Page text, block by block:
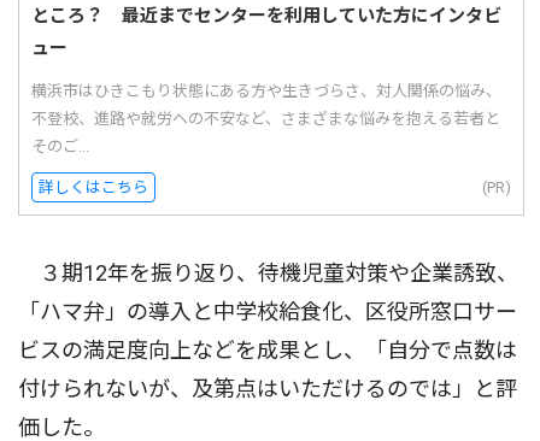
ところ？ 最近までセンターを利用していた方にインタビ
ュー
横浜市はひきこもり状態にある方や生きづらさ、対人関係の悩み、
不登校、進路や就労への不安など、さまざまな悩みを抱える若者と
そのご...
詳しくはこちら (PR)
３期12年を振り返り、待機児童対策や企業誘致、
「ハマ弁」の導入と中学校給食化、区役所窓口サー
ビスの満足度向上などを成果とし、「自分で点数は
付けられないが、及第点はいただけるのでは」と評
価した。